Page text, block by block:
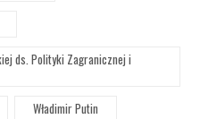
ds. Polityki Zagranicznej i
Władimir Putin